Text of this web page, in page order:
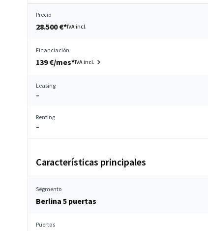
Precio
28.500 €*IVA incl.
Financiación
139 €/mes*IVA incl.
Leasing
–
Renting
–
Características principales
Segmento
Berlina 5 puertas
Puertas